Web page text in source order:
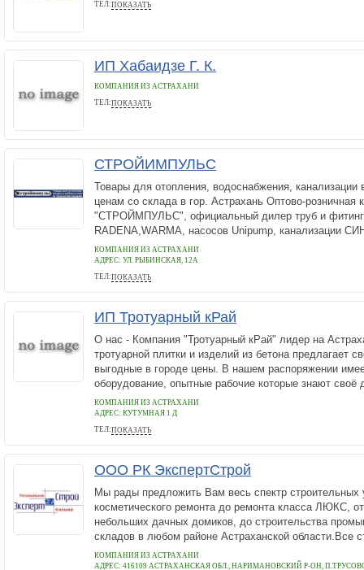
ТЕЛ:ПОКАЗАТЬ
+79608874707
ИП Хабаидзе Г. К.
КОМПАНИЯ ИЗ АСТРАХАНИ
ТЕЛ:ПОКАЗАТЬ
89275539933
СТРОЙИМПУЛЬС
Товары для отопления, водоснабжения, канализации
ценам со склада в гор. Астрахань Оптово-розничная
"СТРОЙМПУЛЬС", официальный дилер труб и
RADENA,WARMA, насосов Unipump, канализации
КОМПАНИЯ ИЗ АСТРАХАНИ
АДРЕС: УЛ. РЫБИНСКАЯ, 12А
ТЕЛ:ПОКАЗАТЬ
+7(8512) 498-499
ИП Тротуарный кРай
О нас - Компания "Тротуарный кРай" лидер на
тротуарной плитки и изделий из бетона предлагает
выгодные в городе цены. В нашем распоряжении
оборудование, опытные рабочие которые знают своё
КОМПАНИЯ ИЗ АСТРАХАНИ
АДРЕС: КУТУМНАЯ 1 Д
ТЕЛ:ПОКАЗАТЬ
+78512472164
ООО РК ЭкспертСтрой
Мы рады предложить Вам весь спектр строительных
косметического ремонта до ремонта класса ЛЮКС,
небольших дачных домиков, до строительства
складов в любом районе Астраханской области.Все
КОМПАНИЯ ИЗ АСТРАХАНИ
АДРЕС: 416109 АСТРАХАНСКАЯ ОБЛ., НАРИМАНОВСКИЙ Р-ОН,